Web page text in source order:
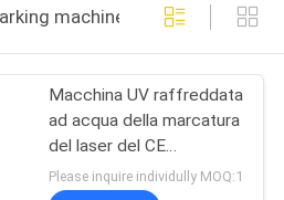
machine produzione online
Macchina UV raffreddata
ad acqua della marcatura
del laser del CE
4000mm/S
Please inquire individully MOQ:1